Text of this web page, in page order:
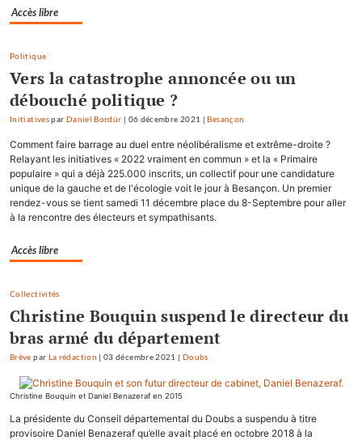
Accès libre
Politique
Vers la catastrophe annoncée ou un
débouché politique ?
Initiativespar Daniel Bordür | 06 décembre 2021 |Besançon
Comment faire barrage au duel entre néolibéralisme et extrême-droite ?
Relayant les initiatives « 2022 vraiment en commun » et la « Primaire
populaire » qui a déjà 225.000 inscrits, un collectif pour une candidature
unique de la gauche et de l'écologie voit le jour à Besançon. Un premier
rendez-vous se tient samedi 11 décembre place du 8-Septembre pour aller
à la rencontre des électeurs et sympathisants.
Accès libre
Collectivités
Christine Bouquin suspend le directeur du
bras armé du département
Brève par La rédaction |03 décembre 2021 | Doubs
Christine Bouquin et Daniel Benazeraf en 2015
La présidente du Conseil départemental du Doubs a suspendu à titre
provisoire Daniel Benazeraf qu’elle avait placé en octobre 2018 à la